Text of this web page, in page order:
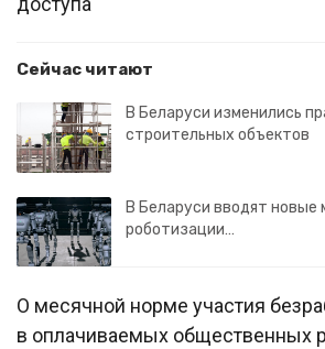
Сейчас читают
В Беларуси изменились
строительных объектов
В Беларуси вводят
роботизации…
О месячной норме участия
в оплачиваемых общественных